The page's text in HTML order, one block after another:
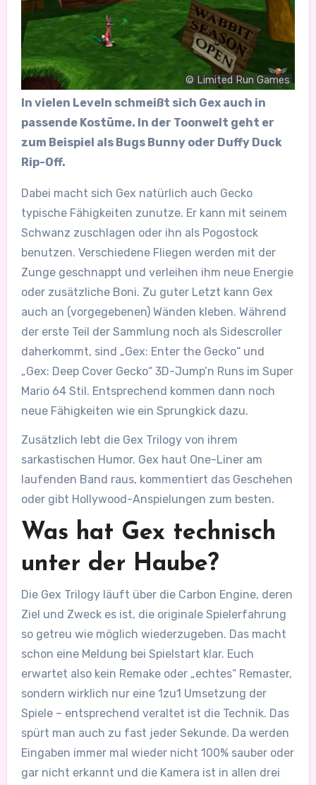
© Limited Run Games
In vielen Leveln schmeißt sich Gex auch in
passende Kostüme. In der Toonwelt geht er
zum Beispiel als Bugs Bunny oder Duffy Duck
Rip-Off.
Dabei macht sich Gex natürlich auch Gecko
typische Fähigkeiten zunutze. Er kann mit seinem
Schwanz zuschlagen oder ihn als Pogostock
benutzen. Verschiedene Fliegen werden mit der
Zunge geschnappt und verleihen ihm neue Energie
oder zusätzliche Boni. Zu guter Letzt kann Gex
auch an (vorgegebenen) Wänden kleben. Während
der erste Teil der Sammlung noch als Sidescroller
daherkommt, sind „Gex: Enter the Gecko“ und
„Gex: Deep Cover Gecko“ 3D-Jump’n Runs im Super
Mario 64 Stil. Entsprechend kommen dann noch
neue Fähigkeiten wie ein Sprungkick dazu.
Zusätzlich lebt die Gex Trilogy von ihrem
sarkastischen Humor. Gex haut One-Liner am
laufenden Band raus, kommentiert das Geschehen
oder gibt Hollywood-Anspielungen zum besten.
Was hat Gex technisch
unter der Haube?
Die Gex Trilogy läuft über die Carbon Engine, deren
Ziel und Zweck es ist, die originale Spielerfahrung
so getreu wie möglich wiederzugeben. Das macht
schon eine Meldung bei Spielstart klar. Euch
erwartet also kein Remake oder „echtes“ Remaster,
sondern wirklich nur eine 1zu1 Umsetzung der
Spiele – entsprechend veraltet ist die Technik. Das
spürt man auch zu fast jeder Sekunde. Da werden
Eingaben immer mal wieder nicht 100% sauber oder
gar nicht erkannt und die Kamera ist in allen drei